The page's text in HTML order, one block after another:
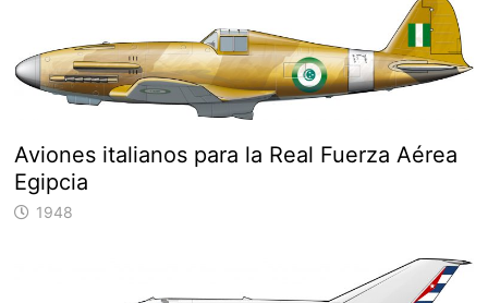
Aviones italianos para la Real Fuerza Aérea
Egipcia
1948